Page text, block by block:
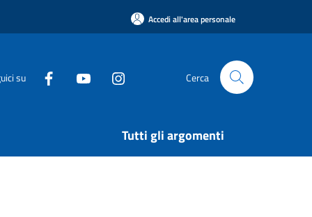
Accedi all'area personale
su Cerca
Tutti gli argomenti